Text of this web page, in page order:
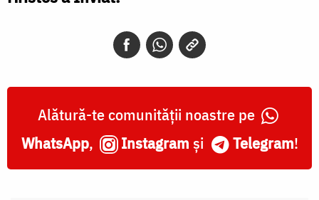
Alătură-te comunității noastre pe
WhatsApp, Instagram și Telegram!